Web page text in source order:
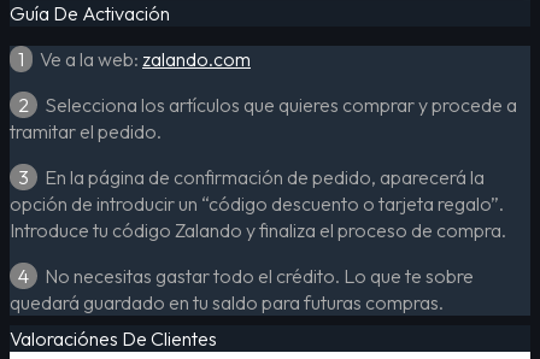
Guía De Activación
1
Ve a la web: zalando.com
2
Selecciona los artículos que quieres comprar y procede a
tramitar el pedido.
3
En la página de confirmación de pedido, aparecerá la
opción de introducir un “código descuento o tarjeta regalo”.
Introduce tu código Zalando y finaliza el proceso de compra.
4
No necesitas gastar todo el crédito. Lo que te sobre
quedará guardado en tu saldo para futuras compras.
Valoraciónes De Clientes